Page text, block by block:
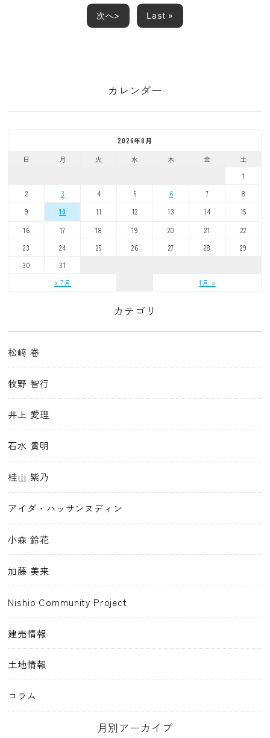
次へ> Last »
カレンダー
2026年8月
日
月 火 水 木 金 土
« 7月 1月 »
1
2
3 4 5 6 7
8
9
10 11 12 13 14
15
16
17 18 19 20 21
22
23
24 25 26 27 28
29
30
31
カテゴリ
松﨑 卷
牧野 智行
井上 愛理
石水 貴明
桂山 紫乃
アイダ・ハッサンヌディン
小森 鈴花
加藤 美来
Nishio Community Project
建売情報
土地情報
コラム
月別アーカイブ